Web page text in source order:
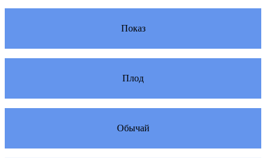
Показ
Плод
Обычай